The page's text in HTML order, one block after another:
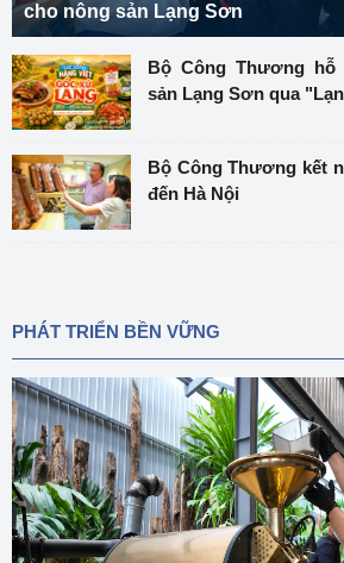
cho nông sản Lạng Sơn
Bộ Công Thương
sản Lạng Sơn qua
Bộ Công Thương kết
đến Hà Nội
PHÁT TRIỂN BỀN VỮNG